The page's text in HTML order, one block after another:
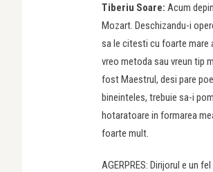
Tiberiu Soare: Acum
Mozart. Deschizandu-i
sa le citesti cu foarte mare
vreo metoda sau vreun tip
fost Maestrul, desi pare
bineinteles, trebuie sa-i
hotaratoare in formarea
foarte mult.
AGERPRES: Dirijorul e un